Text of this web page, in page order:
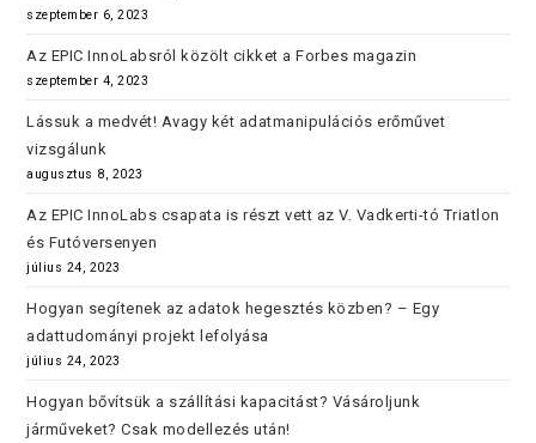
szeptember 6, 2023
Az EPIC InnoLabsról közölt cikket a Forbes magazin
szeptember 4, 2023
Lássuk a medvét! Avagy két adatmanipulációs erőművet
vizsgálunk
augusztus 8, 2023
Az EPIC InnoLabs csapata is részt vett az V. Vadkerti-tó Triatlon
és Futóversenyen
július 24, 2023
Hogyan segítenek az adatok hegesztés közben? – Egy
adattudományi projekt lefolyása
július 24, 2023
Hogyan bővítsük a szállítási kapacitást? Vásároljunk
járműveket? Csak modellezés után!